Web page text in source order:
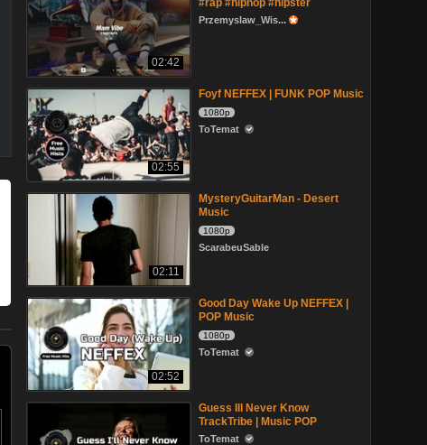
02:42
#rap #hiphop #hipster
Przemyslaw_Wis...
02:55
Foyf NEFFEX | FUNK POP Music
1080p
ToTemat
02:11
MysteryGuitarMan - Desert
Music
1080p
ScarabeuSable
02:52
Good Day Wake Up NEFFEX |
POP Music
1080p
ToTemat
Guess Ill Never Know
TrackTribe | Music POP
ToTemat